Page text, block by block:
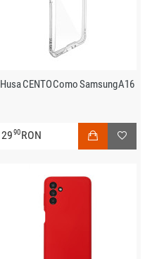
Husa CENTO Como Samsung A16
2990RON